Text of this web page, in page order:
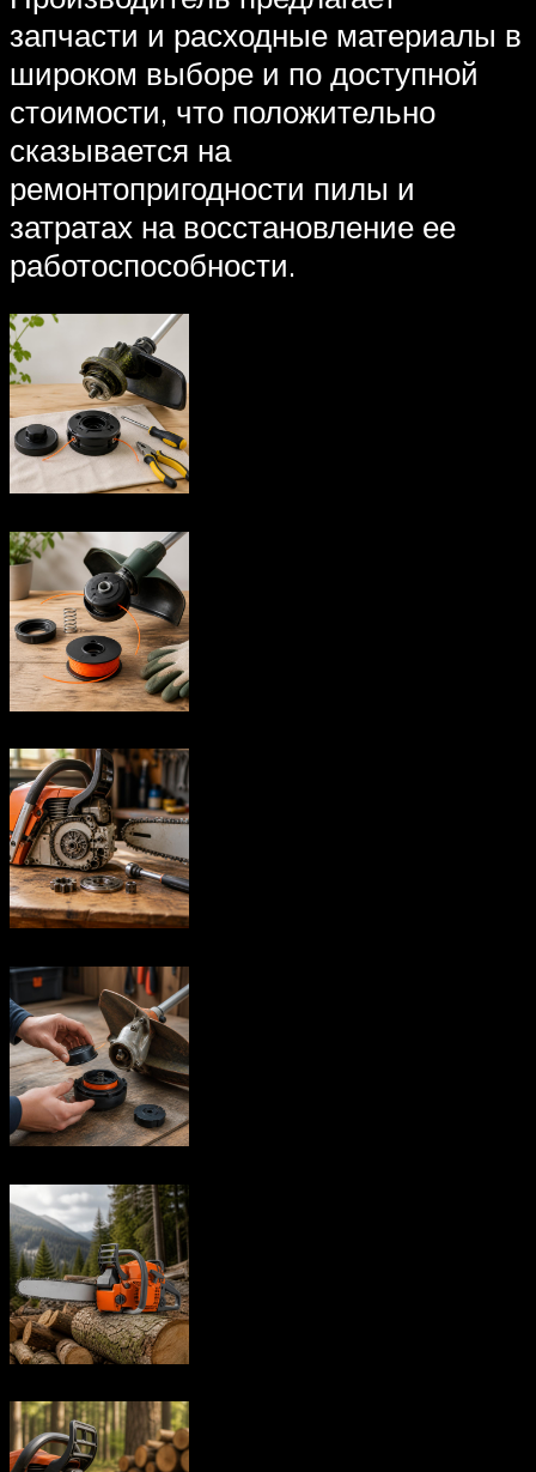
запчасти и расходные материалы в
широком выборе и по доступной
стоимости, что положительно
сказывается на
ремонтопригодности пилы и
затратах на восстановление ее
работоспособности.